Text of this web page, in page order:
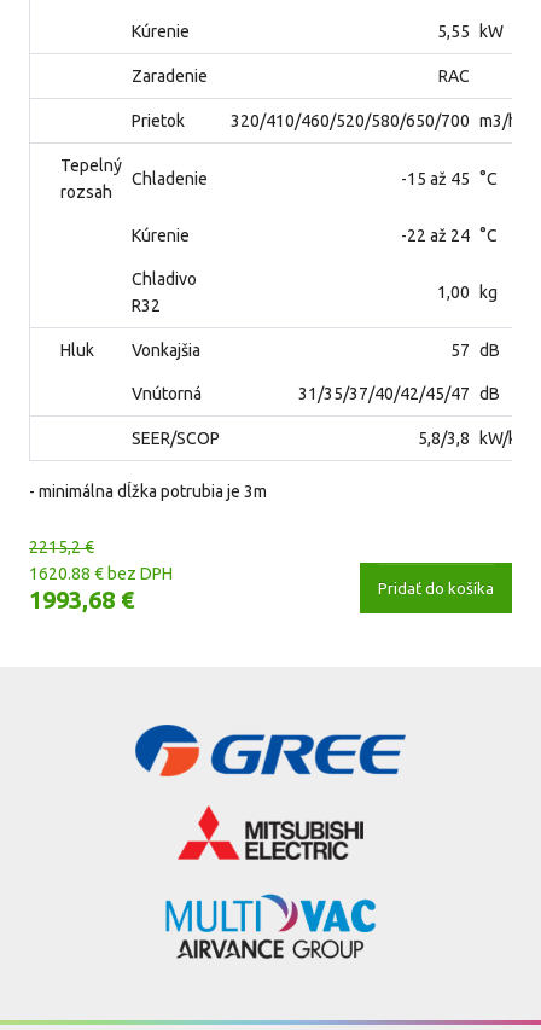
Kúrenie 5,55 kW
Zaradenie RAC
Prietok 320/410/460/520/580/650/700 m3/h
Tepelný
rozsah
Chladenie -15 až 45 °C
Kúrenie -22 až 24 °C
Chladivo
R32
1,00 kg
Hluk Vonkajšia 57 dB
Vnútorná 31/35/37/40/42/45/47 dB
SEER/SCOP 5,8/3,8 kW/kW
- minimálna dĺžka potrubia je 3m
2215,2 €
1620.88 € bez DPH
1993,68 € Pridať do košíka